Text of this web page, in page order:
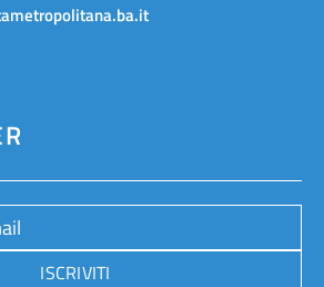
ISCRIVITI